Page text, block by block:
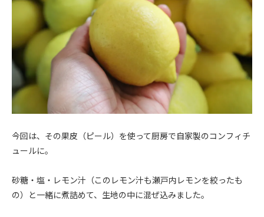
今回は、その果皮（ピール）を使って厨房で自家製のコンフィチ
ュールに。
砂糖・塩・レモン汁（このレモン汁も瀬戸内レモンを絞ったも
の）と一緒に煮詰めて、生地の中に混ぜ込みました。